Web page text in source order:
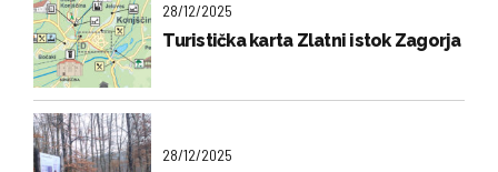
28/12/2025
Turistička karta Zlatni istok Zagorja
28/12/2025